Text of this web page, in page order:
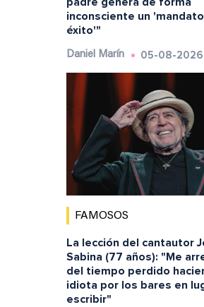
inconsciente un
éxito'"
Daniel Marín 05-08-2026
FAMOSOS
La lección del cantautor
Sabina (77 años): "Me
del tiempo perdido
idiota por los bares en
escribir"